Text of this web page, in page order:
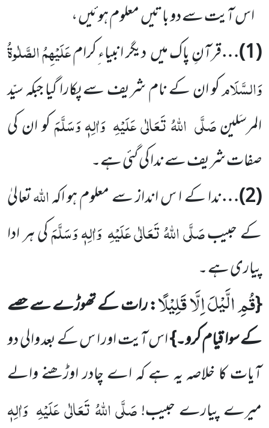
اس آیت سے دو باتیںمعلوم ہوئیں ،
(
1
)…قرآنِ پاک میںدیگر انبیاء ِکرامعَلَیْہِمُ الصَّلٰوۃُ
وَالسَّلَامکو ان کے نام شریف سے پکارا گیا جبکہ سیّد
المرسَلینصَلَّی اللّٰہُ تَعَالٰی عَلَیْہِ وَاٰلِہٖ وَسَلَّمَکو ان کی
صفات شریف سے ندا کی گئی ہے۔
(
2
)…ندا کے ا س انداز سے معلوم ہو اکہاللّٰہتعالیٰ
کے حبیبصَلَّی اللّٰہُ تَعَالٰی عَلَیْہِ وَاٰلِہٖ وَسَلَّمَکی ہر ادا
پیاری ہے ۔
{قُمِ الَّیْلَ اِلَّا قَلِیْلًا: رات کے تھوڑے سے حصے
کے سوا قیام کرو۔}اس آیت اور ا س کے بعد والی دو
آیات کا خلاصہ یہ ہے کہ اے چادر اوڑھنے والے
میرے پیارے حبیب!صَلَّی اللّٰہُ تَعَالٰی عَلَیْہِ وَاٰلِہٖ